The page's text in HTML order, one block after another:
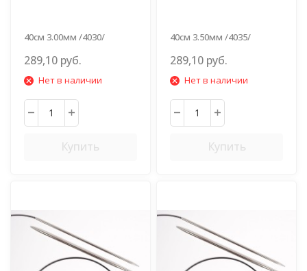
40см 3.00мм /4030/
289,10 руб.
Нет в наличии
Купить
40см 3.50мм /4035/
289,10 руб.
Нет в наличии
Купить